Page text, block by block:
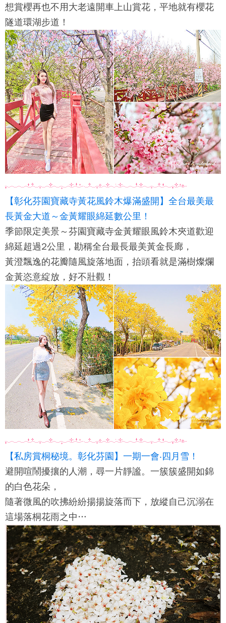
想賞櫻再也不用大老遠開車上山賞花，平地就有櫻花
隧道環湖步道！
【彰化芬園寶藏寺黃花風鈴木爆滿盛開】全台最美最
長黃金大道～金黃耀眼綿延數公里！
季節限定美景～芬園寶藏寺金黃耀眼風鈴木夾道歡迎
綿延超過2公里，勘稱全台最長最美黃金長廊，
黃澄飄逸的花瓣隨風旋落地面，抬頭看就是滿樹燦爛
金黃恣意綻放，好不壯觀！
【私房賞桐秘境。彰化芬園】一期一會‧四月雪！
避開喧鬧擾攘的人潮，尋一片靜謐。一簇簇盛開如錦
的白色花朵，
隨著微風的吹拂紛紛揚揚旋落而下，放縱自己沉溺在
這場落桐花雨之中…